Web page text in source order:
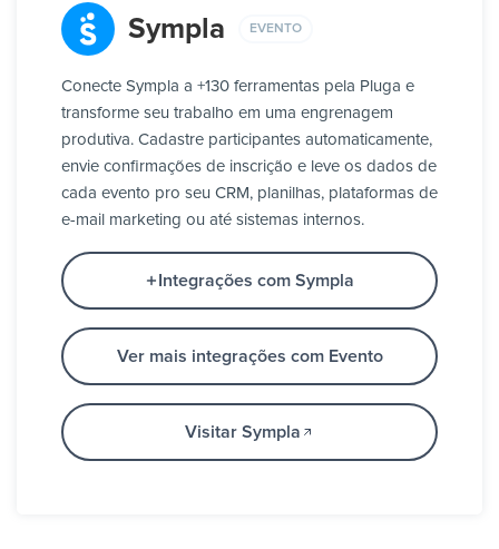
Sympla EVENTO
Conecte Sympla a +130 ferramentas pela Pluga e
transforme seu trabalho em uma engrenagem
produtiva. Cadastre participantes automaticamente,
envie confirmações de inscrição e leve os dados de
cada evento pro seu CRM, planilhas, plataformas de
e-mail marketing ou até sistemas internos.
Integrações com Sympla
Ver mais integrações com Evento
Visitar Sympla